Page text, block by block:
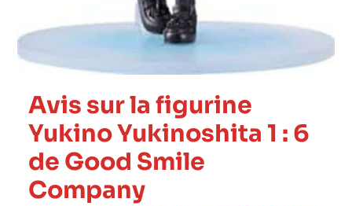
Avis sur la figurine
Yukino Yukinoshita 1 : 6
de Good Smile
Company